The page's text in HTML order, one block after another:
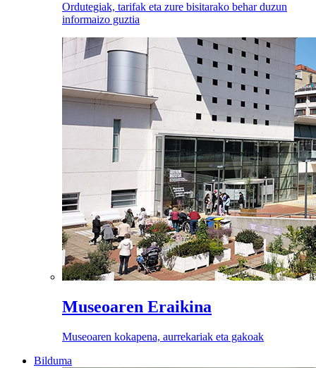
Ordutegiak, tarifak eta zure bisitarako behar duzun
informaizo guztia
Museoaren Eraikina
Museoaren kokapena, aurrekariak eta gakoak
Bilduma